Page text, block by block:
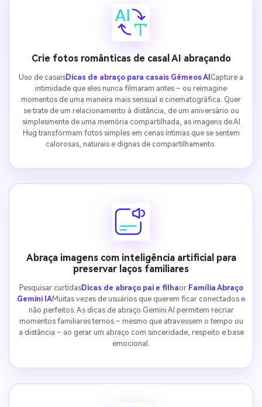
Crie fotos românticas de casal AI abraçando
Uso de casaisDicas de abraço para casais Gêmeos AICapture a
intimidade que eles nunca filmaram antes – ou reimagine
momentos de uma maneira mais sensual e cinematográfica. Quer
se trate de um relacionamento à distância, de um aniversário ou
simplesmente de uma memória compartilhada, as imagens de AI
Hug transformam fotos simples em cenas íntimas que se sentem
calorosas, naturais e dignas de compartilhamento.
Abraça imagens com inteligência artificial para
preservar laços familiares
Pesquisar curtidasDicas de abraço pai e filhaor Família Abraço
Gemini IAMuitas vezes de usuários que querem ficar conectados e
não perfeitos. As dicas de abraço Gemini AI permitem recriar
momentos familiares ternos – mesmo que atravessem o tempo ou
a distância – ao gerar um abraço com sinceridade, respeito e base
emocional.